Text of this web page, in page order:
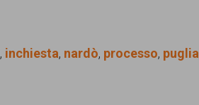
, inchiesta, nardò, processo, puglia